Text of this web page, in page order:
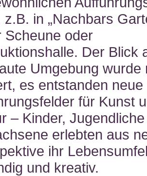
z.B. in „Nachbars
Scheune oder
Der Blick
Umgebung wurde
es entstanden neue
für Kunst
– Kinder,
erlebten aus
ihr
und kreativ.